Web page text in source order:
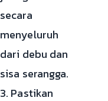
secara
menyeluruh
dari debu dan
sisa serangga.
3. Pastikan